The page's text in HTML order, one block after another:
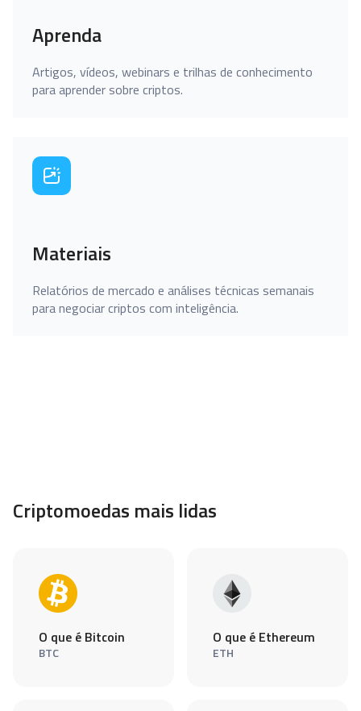
Aprenda
Artigos, vídeos, webinars e trilhas de conhecimento
para aprender sobre criptos.
Materiais
Relatórios de mercado e análises técnicas semanais
para negociar criptos com inteligência.
Criptomoedas mais lidas
O que é Bitcoin
BTC
O que é Ethereum
ETH